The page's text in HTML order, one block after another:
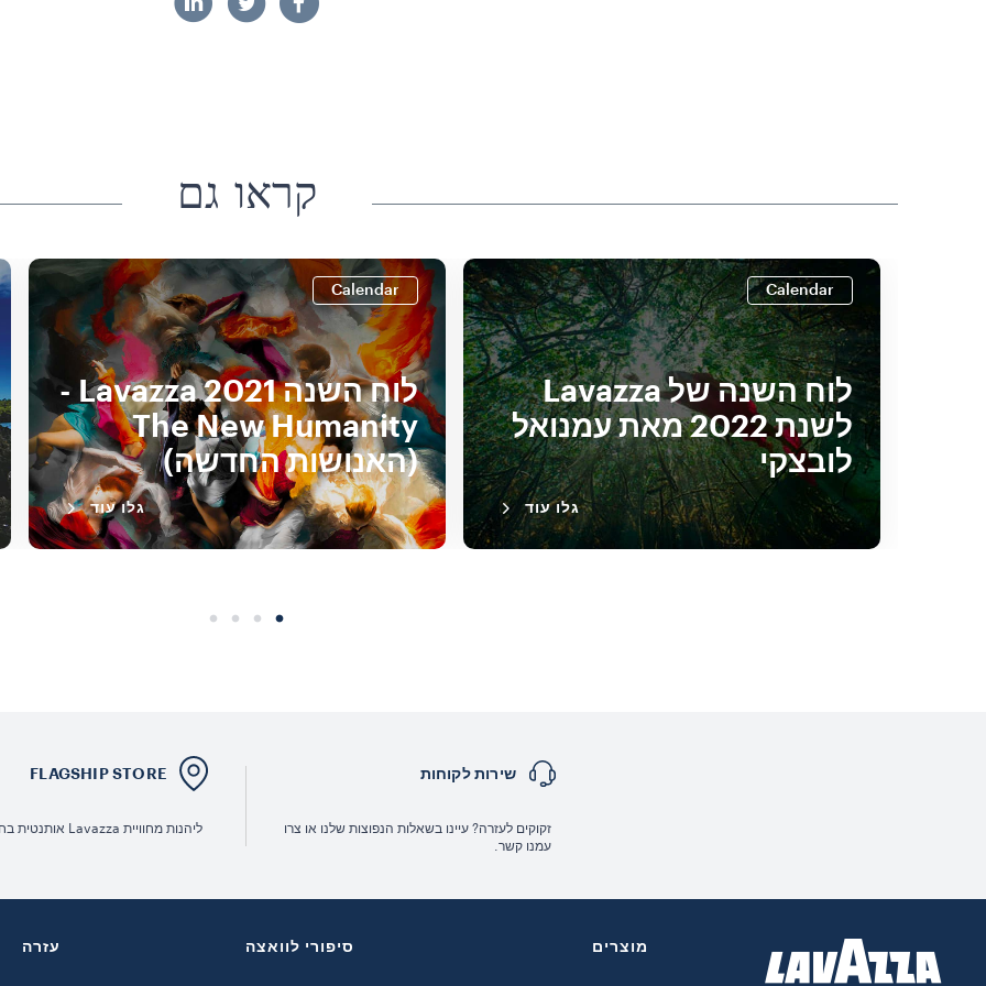
קראו גם
Calendar
לוח השנה של Lavazza
לשנת 2022 מאת עמנואל
לובצקי
גלו עוד
Calendar
לוח השנה Lavazza 2021‏ -
The New Humanity
(האנושות החדשה)
גלו עוד
שירות לקוחות
זקוקים לעזרה? עיינו בשאלות הנפוצות שלנו או צרו
עמנו קשר.
FLAGSHIP STORE
ליהנות מחוויית Lavazza אותנטית בחנויות שלנו.
מוצרים סיפורי לוואצה עזרה